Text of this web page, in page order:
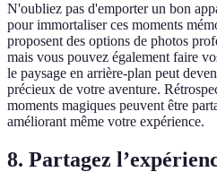
N'oubliez pas d'emporter un bon
pour immortaliser ces moments
proposent des options de photos
mais vous pouvez également faire
le paysage en arrière-plan peut
précieux de votre aventure.
moments magiques peuvent être
améliorant même votre expérience.
8. Partagez